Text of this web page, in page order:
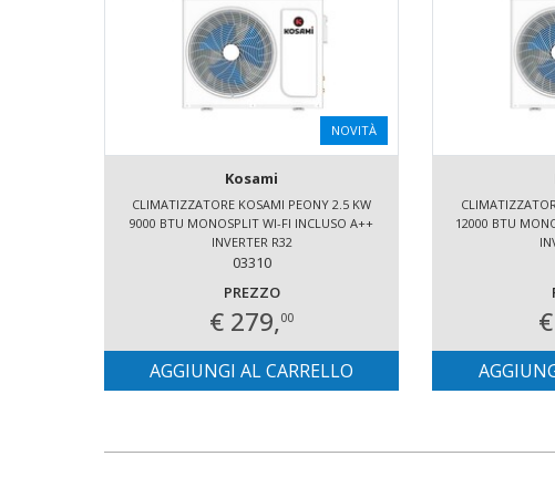
NOVITÀ
Kosami
CLIMATIZZATORE KOSAMI PEONY 2.5 KW
9000 BTU MONOSPLIT WI-FI INCLUSO A++
INVERTER R32
03310
PREZZO
€ 279,00
AGGIUNGI AL CARRELLO
12000 BTU